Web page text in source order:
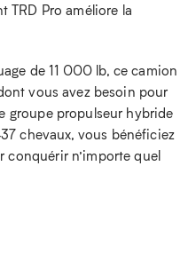
TRD Pro améliore la
de 11 000 lb, ce camion
vous avez besoin pour
groupe propulseur hybride
chevaux, vous bénéficiez
conquérir n’importe quel